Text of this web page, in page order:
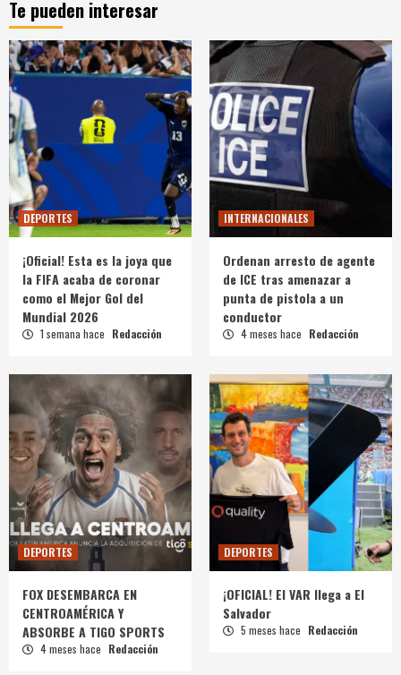
Te pueden interesar
DEPORTES
¡Oficial! Esta es la joya que
la FIFA acaba de coronar
como el Mejor Gol del
Mundial 2026
1 semana hace Redacción
INTERNACIONALES
Ordenan arresto de agente
de ICE tras amenazar a
punta de pistola a un
conductor
4 meses hace Redacción
DEPORTES
FOX DESEMBARCA EN
CENTROAMÉRICA Y
ABSORBE A TIGO SPORTS
4 meses hace Redacción
DEPORTES
¡OFICIAL! El VAR llega a El
Salvador
5 meses hace Redacción